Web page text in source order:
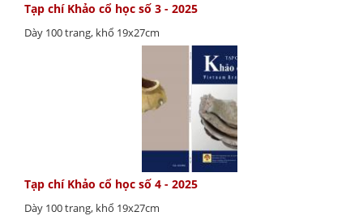
Tạp chí Khảo cổ học số 3 - 2025
Dày 100 trang, khổ 19x27cm
Tạp chí Khảo cổ học số 4 - 2025
Dày 100 trang, khổ 19x27cm